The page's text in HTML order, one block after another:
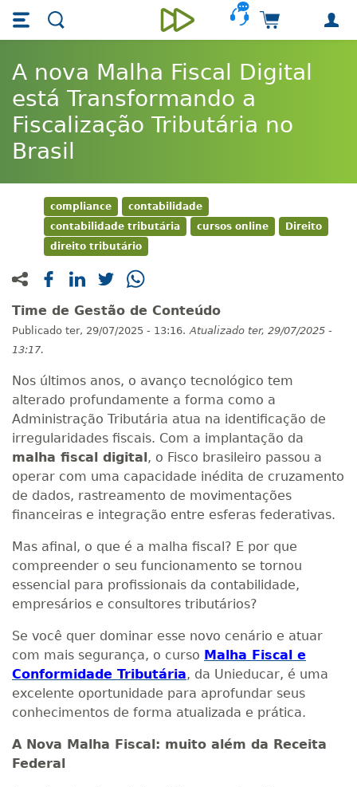
Skip main navigation
Skip to main content
Unieducar
Carrinho de
A nova Malha Fiscal Digital
está Transformando a
Fiscalização Tributária no
Brasil
compliance
contabilidade
contabilidade tributária
cursos online
Direito
direito tributário
Time de Gestão de Conteúdo
Publicado ter, 29/07/2025 - 13:16. Atualizado ter, 29/07/2025 -
13:17.
Nos últimos anos, o avanço tecnológico tem
alterado profundamente a forma como a
Administração Tributária atua na identificação de
irregularidades fiscais. Com a implantação da
malha fiscal digital, o Fisco brasileiro passou a
operar com uma capacidade inédita de cruzamento
de dados, rastreamento de movimentações
financeiras e integração entre esferas federativas.
Mas afinal, o que é a malha fiscal? E por que
compreender o seu funcionamento se tornou
essencial para profissionais da contabilidade,
empresários e consultores tributários?
Se você quer dominar esse novo cenário e atuar
com mais segurança, o curso Malha Fiscal e
Conformidade Tributária, da Unieducar, é uma
excelente oportunidade para aprofundar seus
conhecimentos de forma atualizada e prática.
A Nova Malha Fiscal: muito além da Receita
Federal